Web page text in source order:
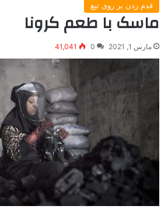
قدم زدن بر روی تیغ
ماسک با طعم کرونا
مارس 1, 2021 0
41,041